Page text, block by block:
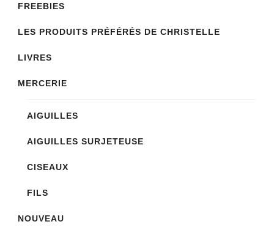
FREEBIES
LES PRODUITS PRÉFÉRÉS DE CHRISTELLE
LIVRES
MERCERIE
AIGUILLES
AIGUILLES SURJETEUSE
CISEAUX
FILS
NOUVEAU